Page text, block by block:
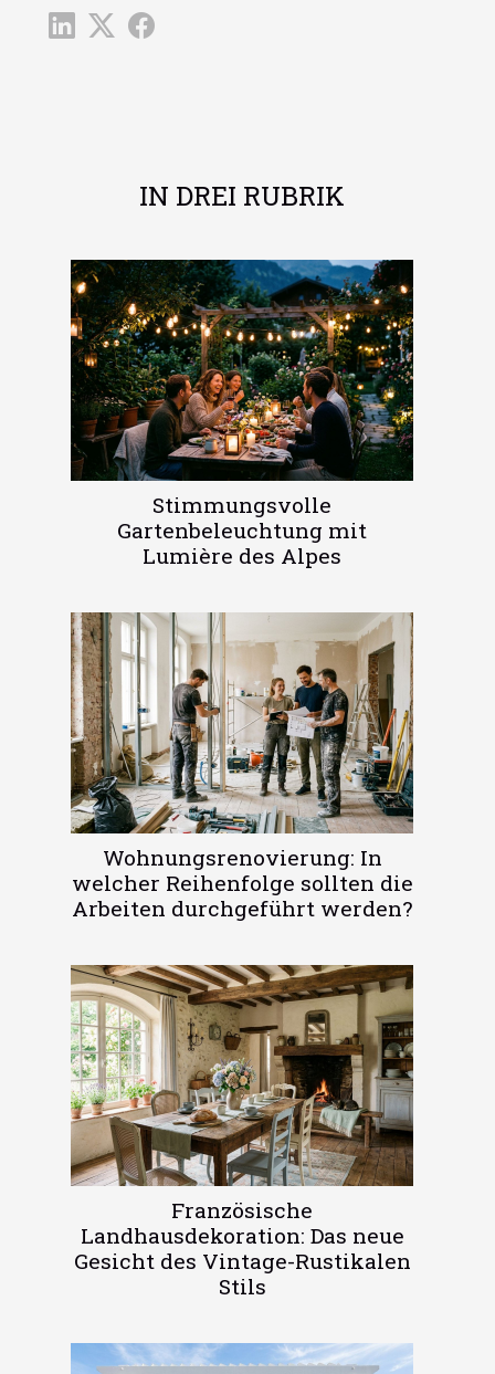
IN DREI RUBRIK
Stimmungsvolle
Gartenbeleuchtung mit
Lumière des Alpes
Wohnungsrenovierung: In
welcher Reihenfolge sollten die
Arbeiten durchgeführt werden?
Französische
Landhausdekoration: Das neue
Gesicht des Vintage-Rustikalen
Stils